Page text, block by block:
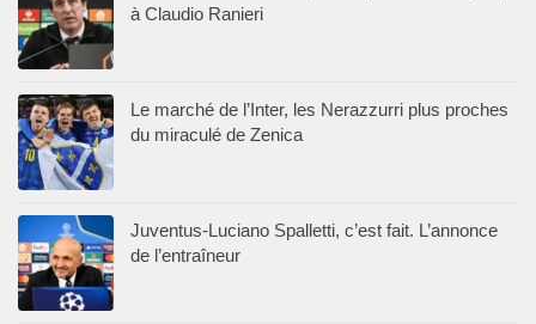
à Claudio Ranieri
Le marché de l’Inter, les Nerazzurri plus proches
du miraculé de Zenica
Juventus-Luciano Spalletti, c’est fait. L’annonce
de l’entraîneur